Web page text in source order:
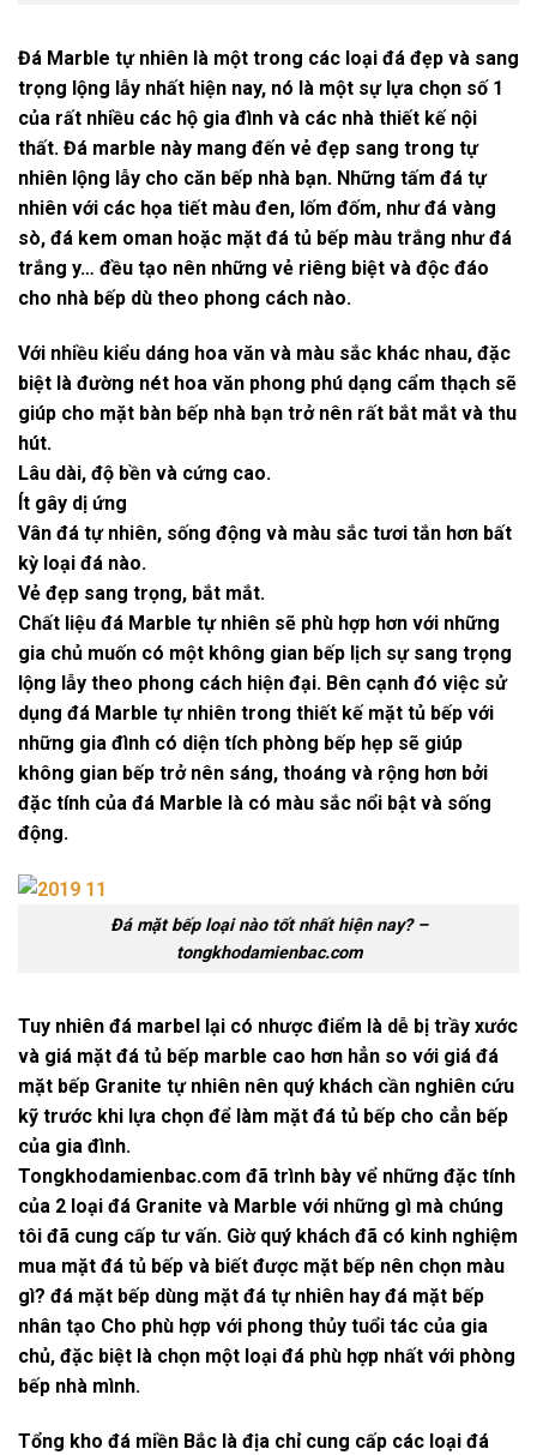
Đá Marble tự nhiên là một trong các loại đá đẹp và sang
trọng lộng lẫy nhất hiện nay, nó là một sự lựa chọn số 1
của rất nhiều các hộ gia đình và các nhà thiết kế nội
thất. Đá marble này mang đến vẻ đẹp sang trong tự
nhiên lộng lẫy cho căn bếp nhà bạn. Những tấm đá tự
nhiên với các họa tiết màu đen, lốm đốm, như đá vàng
sò, đá kem oman hoặc mặt đá tủ bếp màu trắng như đá
trắng y… đều tạo nên những vẻ riêng biệt và độc đáo
cho nhà bếp dù theo phong cách nào.
Với nhiều kiểu dáng hoa văn và màu sắc khác nhau, đặc
biệt là đường nét hoa văn phong phú dạng cẩm thạch sẽ
giúp cho mặt bàn bếp nhà bạn trở nên rất bắt mắt và thu
hút.
Lâu dài, độ bền và cứng cao.
Ít gây dị ứng
Vân đá tự nhiên, sống động và màu sắc tươi tắn hơn bất
kỳ loại đá nào.
Vẻ đẹp sang trọng, bắt mắt.
Chất liệu đá Marble tự nhiên sẽ phù hợp hơn với những
gia chủ muốn có một không gian bếp lịch sự sang trọng
lộng lẫy theo phong cách hiện đại. Bên cạnh đó việc sử
dụng đá Marble tự nhiên trong thiết kế mặt tủ bếp với
những gia đình có diện tích phòng bếp hẹp sẽ giúp
không gian bếp trở nên sáng, thoáng và rộng hơn bởi
đặc tính của đá Marble là có màu sắc nổi bật và sống
động.
Đá mặt bếp loại nào tốt nhất hiện nay? –
tongkhodamienbac.com
Tuy nhiên đá marbel lại có nhược điểm là dễ bị trầy xước
và giá mặt đá tủ bếp marble cao hơn hẳn so với giá đá
mặt bếp Granite tự nhiên nên quý khách cần nghiên cứu
kỹ trước khi lựa chọn để làm mặt đá tủ bếp cho cẳn bếp
của gia đình.
Tongkhodamienbac.com đã trình bày vể những đặc tính
của 2 loại đá Granite và Marble với những gì mà chúng
tôi đã cung cấp tư vấn. Giờ quý khách đã có kinh nghiệm
mua mặt đá tủ bếp và biết được mặt bếp nên chọn màu
gì? đá mặt bếp dùng mặt đá tự nhiên hay đá mặt bếp
nhân tạo Cho phù hợp với phong thủy tuổi tác của gia
chủ, đặc biệt là chọn một loại đá phù hợp nhất với phòng
bếp nhà mình.
Tổng kho đá miền Bắc là địa chỉ cung cấp các loại đá